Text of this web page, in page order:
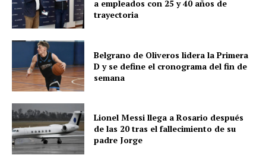
a empleados con 25 y 40 años de
trayectoria
Belgrano de Oliveros lidera la Primera
D y se define el cronograma del fin de
semana
Lionel Messi llega a Rosario después
de las 20 tras el fallecimiento de su
padre Jorge